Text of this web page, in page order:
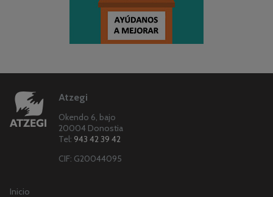
Atzegi
Okendo 6, bajo
20004 Donostia
Tel: 943 42 39 42
CIF: G20044095
Inicio